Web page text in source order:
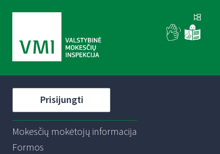
Prisijungti
Mokesčių mokėtojų informacija
Formos